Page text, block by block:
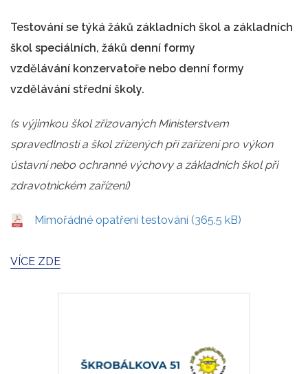
Testování se týká žáků základních škol a základních
škol speciálních, žáků denní formy
vzdělávání konzervatoře nebo denní formy
vzdělávání střední školy.
(s výjimkou škol zřizovaných Ministerstvem
spravedlnosti a škol zřízených při zařízení pro výkon
ústavní nebo ochranné výchovy a základních škol při
zdravotnickém zařízení)
Mimořádné opatření testování (365.5 kB)
VÍCE ZDE